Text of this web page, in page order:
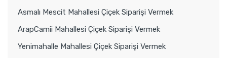
Asmalı Mescit Mahallesi Çiçek Siparişi Vermek
ArapCamii Mahallesi Çiçek Siparişi Vermek
Yenimahalle Mahallesi Çiçek Siparişi Vermek